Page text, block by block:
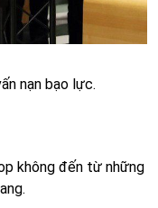
nạn bạo lực.
không đến từ những